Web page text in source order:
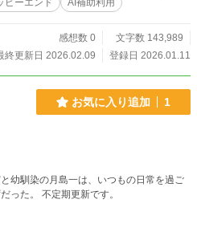
０話 【第二部】第３１話〜第６０話
ピーエンド AI補助利用
感想数 0
文字数 143,989
終更新日 2026.02.09
登録日 2026.01.11
お気に入り追加 1
幼馴染の月島一は、いつもの日常を過ご
していた……はずだった。 不定期更新です。